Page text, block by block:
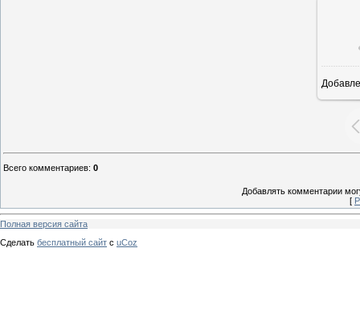
Всего комментариев: 0
Добавлять комментарии
[
Полная версия сайта
Сделать бесплатный сайт с uCoz